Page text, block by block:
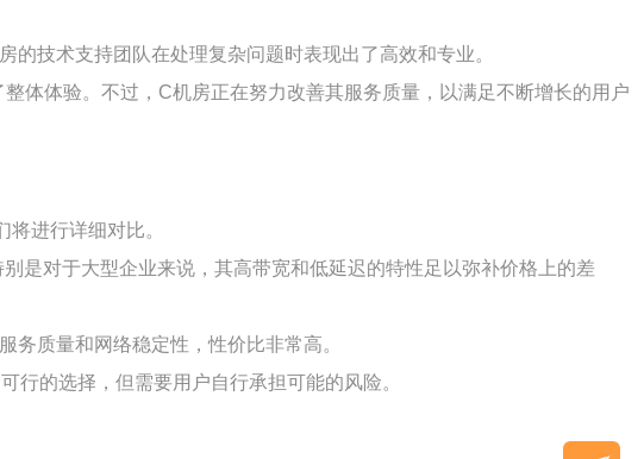
技术支持团队在处理复杂问题时表现出了高效和专业。
体体验。不过，C机房正在努力改善其服务质量，以满足不断增长的用户
进行详细对比。
是对于大型企业来说，其高带宽和低延迟的特性足以弥补价格上的差
务质量和网络稳定性，性价比非常高。
行的选择，但需要用户自行承担可能的风险。